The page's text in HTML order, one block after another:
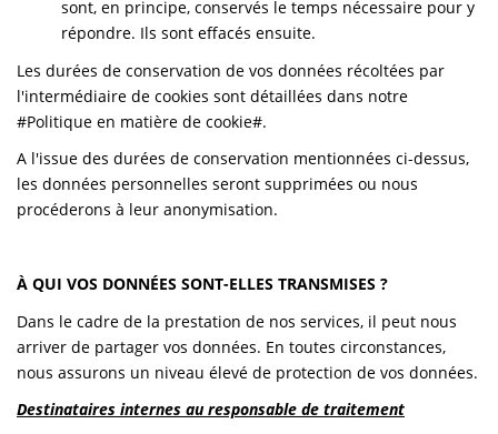
sont, en principe, conservés le temps nécessaire pour y
répondre. Ils sont effacés ensuite.
Les durées de conservation de vos données récoltées par
l'intermédiaire de cookies sont détaillées dans notre
#Politique en matière de cookie#.
A l'issue des durées de conservation mentionnées ci-dessus,
les données personnelles seront supprimées ou nous
procéderons à leur anonymisation.
À QUI VOS DONNÉES SONT-ELLES TRANSMISES ?
Dans le cadre de la prestation de nos services, il peut nous
arriver de partager vos données. En toutes circonstances,
nous assurons un niveau élevé de protection de vos données.
Destinataires internes au responsable de traitement